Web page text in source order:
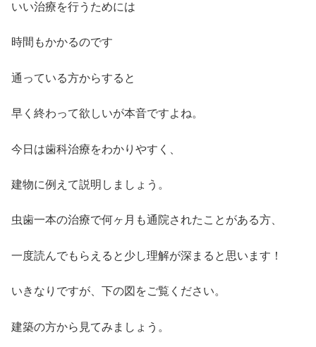
いい治療を行うためには
時間もかかるのです
通っている方からすると
早く終わって欲しいが本音ですよね。
今日は歯科治療をわかりやすく、
建物に例えて説明しましょう。
虫歯一本の治療で何ヶ月も通院されたことがある方、
一度読んでもらえると少し理解が深まると思います！
いきなりですが、下の図をご覧ください。
建築の方から見てみましょう。